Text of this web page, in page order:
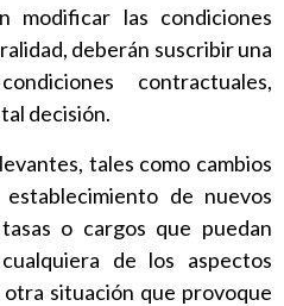
modificar las condiciones
deberán suscribir una
contractuales,
decisión.
tales como cambios
de nuevos
o cargos que puedan
de los aspectos
situación que provoque